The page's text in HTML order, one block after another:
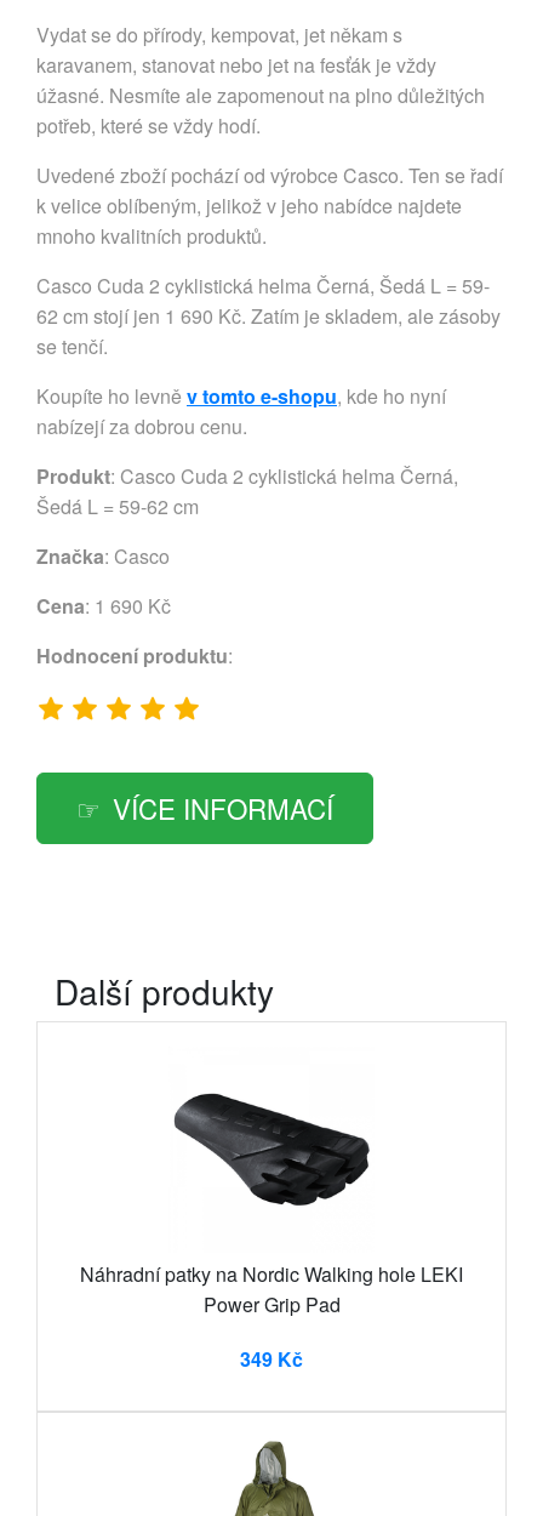
Vydat se do přírody, kempovat, jet někam s
karavanem, stanovat nebo jet na fesťák je vždy
úžasné. Nesmíte ale zapomenout na plno důležitých
potřeb, které se vždy hodí.
Uvedené zboží pochází od výrobce Casco. Ten se řadí
k velice oblíbeným, jelikož v jeho nabídce najdete
mnoho kvalitních produktů.
Casco Cuda 2 cyklistická helma Černá, Šedá L = 59-
62 cm stojí jen 1 690 Kč. Zatím je skladem, ale zásoby
se tenčí.
Koupíte ho levně v tomto e-shopu, kde ho nyní
nabízejí za dobrou cenu.
Produkt: Casco Cuda 2 cyklistická helma Černá,
Šedá L = 59-62 cm
Značka: Casco
Cena: 1 690 Kč
Hodnocení produktu:
VÍCE INFORMACÍ
Další produkty
Náhradní patky na Nordic Walking hole LEKI
Power Grip Pad
349 Kč